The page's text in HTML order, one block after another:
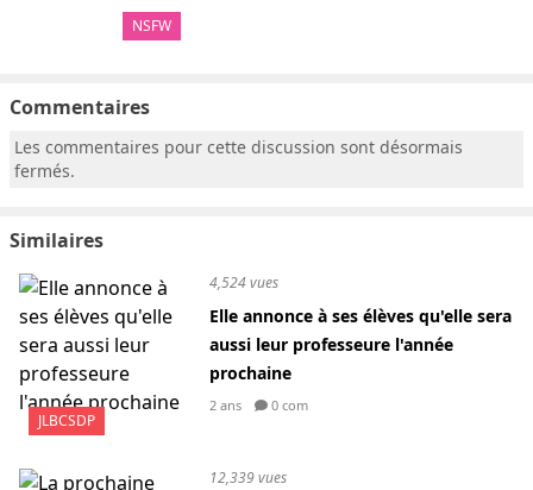
NSFW
Commentaires
Les commentaires pour cette discussion sont désormais
fermés.
Similaires
JLBCSDP
4,524 vues
Elle annonce à ses élèves qu'elle sera
aussi leur professeure l'année
prochaine
2 ans 0 com
12,339 vues